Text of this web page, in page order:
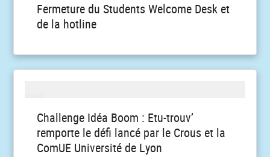
Fermeture du Students Welcome Desk et
de la hotline
Challenge Idéa Boom : Etu-trouv’
remporte le défi lancé par le Crous et la
ComUE Université de Lyon